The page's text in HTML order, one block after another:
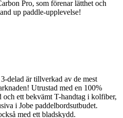
Pro, som förenar lätthet och
up paddle-upplevelse!
delad är tillverkad av de mest
Utrustad med en 100%
ett bekvämt T-handtag i kolfiber,
i Jobe paddelbordsutbudet.
med ett bladskydd.